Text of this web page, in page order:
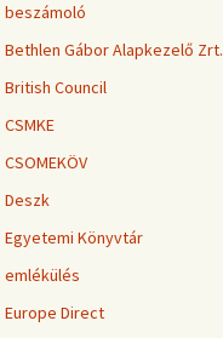
beszámoló
Bethlen Gábor Alapkezelő Zrt.
British Council
CSMKE
CSOMEKÖV
Deszk
Egyetemi Könyvtár
emlékülés
Europe Direct